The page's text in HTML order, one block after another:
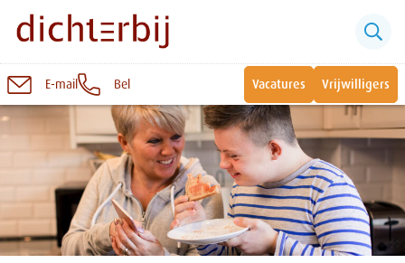
Naar
inhoud
E-mail Bel Vacatures Vrijwilligers
Sluiten
Snel naar:
Wonen bij Dichterbij